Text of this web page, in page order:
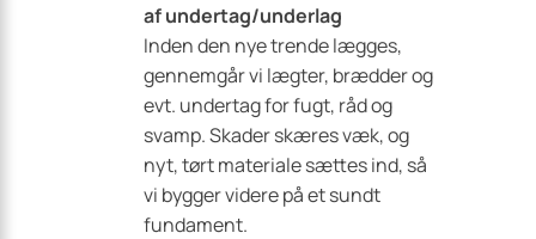
af undertag/underlag
Inden den nye trende lægges,
gennemgår vi lægter, brædder og
evt. undertag for fugt, råd og
svamp. Skader skæres væk, og
nyt, tørt materiale sættes ind, så
vi bygger videre på et sundt
fundament.